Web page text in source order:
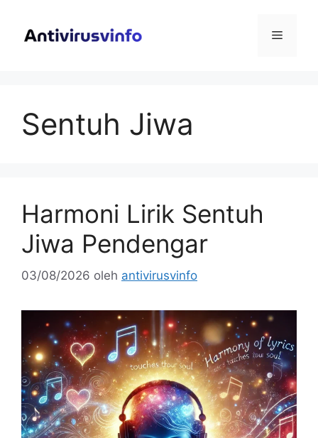
Menu
Sentuh Jiwa
Harmoni Lirik Sentuh
Jiwa Pendengar
03/08/2026 oleh antivirusvinfo